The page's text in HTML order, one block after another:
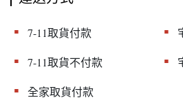
▪︎ 7-11取貨付款 ▪︎
▪︎ 7-11取貨不付款 ▪︎
▪︎ 全家取貨付款